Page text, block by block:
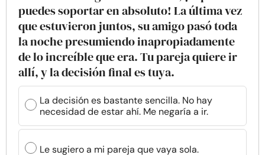
puedes soportar en absoluto! La última vez
que estuvieron juntos, su amigo pasó toda
la noche presumiendo inapropiadamente
de lo increíble que era. Tu pareja quiere ir
allí, y la decisión final es tuya.
La decisión es bastante sencilla. No hay
necesidad de estar ahí. Me negaría a ir.
Le sugiero a mi pareja que vaya sola.